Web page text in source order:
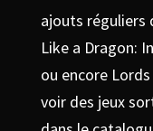
ajouts réguliers
Like a Dragon:
ou encore
voir des jeux